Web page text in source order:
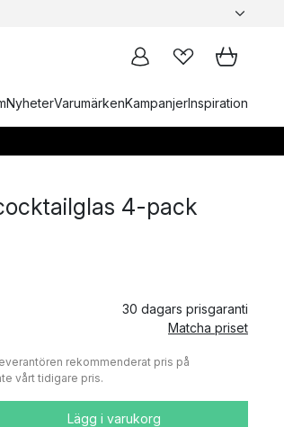
NyheterVarumärkenKampanjerInspiration
4-pack
30 dagars prisgaranti
Matcha priset
rekommenderat pris på
vårt tidigare pris.
Lägg i varukorg